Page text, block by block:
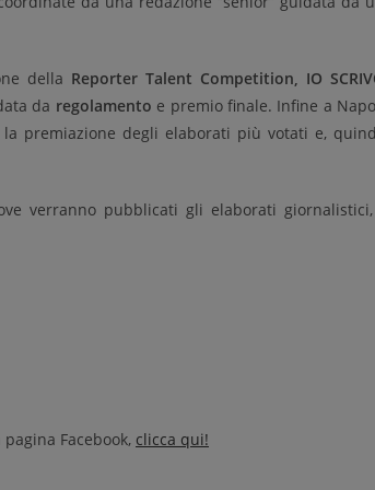
della Reporter Talent Competition, IO
da regolamento e premio finale. Infine a
premiazione degli elaborati più votati e,
verranno pubblicati gli elaborati
Facebook, clicca qui!